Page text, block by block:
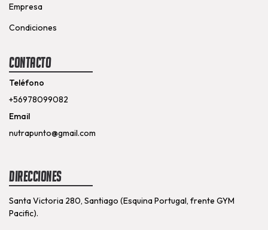
Empresa
Condiciones
Contacto
Teléfono
+56978099082
Email
nutrapunto@gmail.com
Direcciones
Santa Victoria 280, Santiago (Esquina Portugal, frente GYM
Pacific).